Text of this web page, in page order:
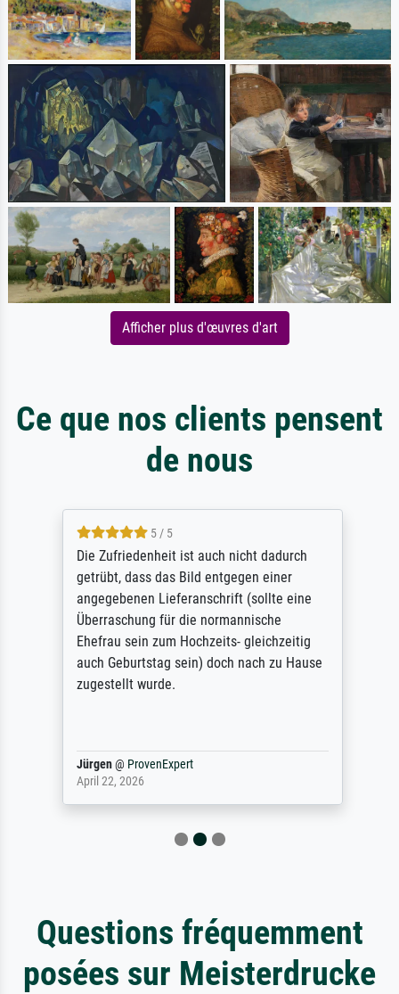
Afficher plus d'œuvres d'art
Ce que nos clients pensent
de nous
5 / 5
Die Zufriedenheit ist auch nicht dadurch
getrübt, dass das Bild entgegen einer
angegebenen Lieferanschrift (sollte eine
Überraschung für die normannische
Ehefrau sein zum Hochzeits- gleichzeitig
auch Geburtstag sein) doch nach zu Hause
zugestellt wurde.
Jürgen@ ProvenExpert
April 22, 2026
Questions fréquemment
posées sur Meisterdrucke